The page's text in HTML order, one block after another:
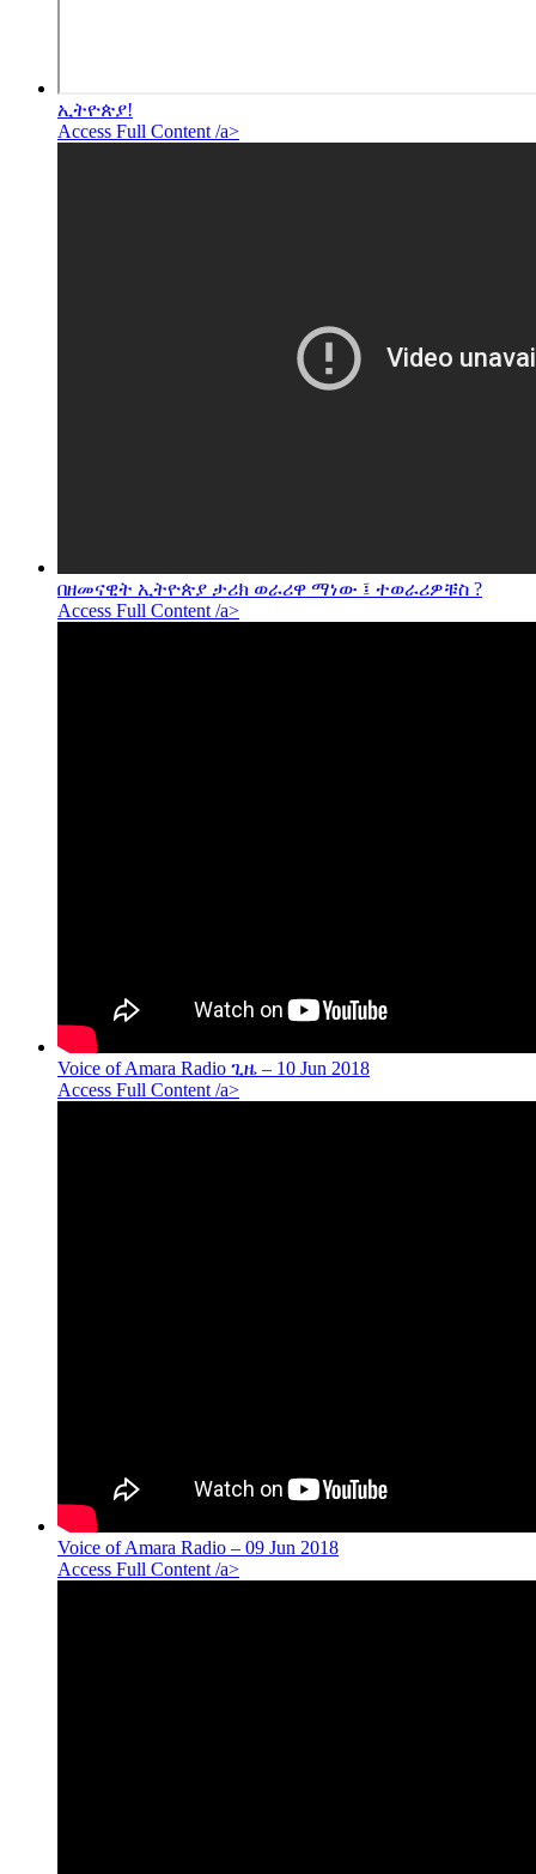
ኢትዮጵያ!
Access Full Content /a>
በዘመናዊት ኢትዮጵያ ታሪክ ወራሪዋ ማነው ፤ ተወራሪዎቹስ ?
Access Full Content /a>
Voice of Amara Radio ጊዜ – 10 Jun 2018
Access Full Content /a>
Voice of Amara Radio – 09 Jun 2018
Access Full Content /a>